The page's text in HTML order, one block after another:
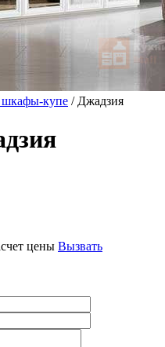
купе / Джадзия
цены Вызвать